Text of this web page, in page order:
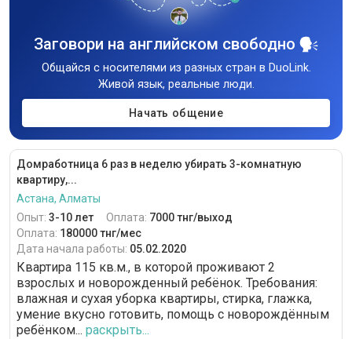
Заговори на английском свободно
Общайся с носителями из разных стран в DuoLink.
Живой язык, реальные люди.
Начать общение
Домработница 6 раз в неделю убирать 3-комнатную
квартиру,...
Астана, Алматы
Опыт: 3-10 лет Оплата: 7000 тнг/выход
Оплата: 180000 тнг/мес
Дата начала работы: 05.02.2020
Квартира 115 кв.м., в которой проживают 2
взрослых и новорожденный ребёнок. Требования:
влажная и сухая уборка квартиры, стирка, глажка,
умение вкусно готовить, помощь с новорождённым
ребёнком... раскрыть...